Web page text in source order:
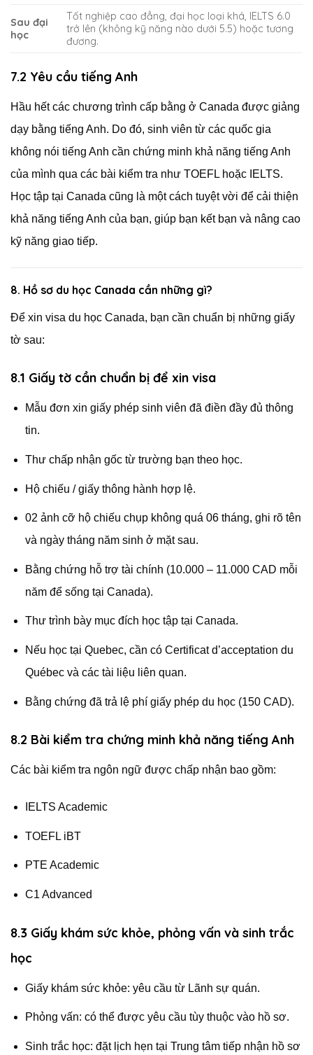
Sau đại
học
Tốt nghiệp cao đẳng, đại học loại khá, IELTS 6.0
trở lên (không kỹ năng nào dưới 5.5) hoặc tương
đương.
7.2 Yêu cầu tiếng Anh
Hầu hết các chương trình cấp bằng ở Canada được giảng
dạy bằng tiếng Anh. Do đó, sinh viên từ các quốc gia
không nói tiếng Anh cần chứng minh khả năng tiếng Anh
của mình qua các bài kiểm tra như TOEFL hoặc IELTS.
Học tập tại Canada cũng là một cách tuyệt vời để cải thiện
khả năng tiếng Anh của bạn, giúp bạn kết bạn và nâng cao
kỹ năng giao tiếp.
8. Hồ sơ du học Canada cần những gì?
Để xin visa du học Canada, bạn cần chuẩn bị những giấy
tờ sau:
8.1 Giấy tờ cần chuẩn bị để xin visa
Mẫu đơn xin giấy phép sinh viên đã điền đầy đủ thông
tin.
Thư chấp nhận gốc từ trường bạn theo học.
Hộ chiếu / giấy thông hành hợp lệ.
02 ảnh cỡ hộ chiếu chụp không quá 06 tháng, ghi rõ tên
và ngày tháng năm sinh ở mặt sau.
Bằng chứng hỗ trợ tài chính (10.000 – 11.000 CAD mỗi
năm để sống tại Canada).
Thư trình bày mục đích học tập tại Canada.
Nếu học tại Quebec, cần có Certificat d’acceptation du
Québec và các tài liệu liên quan.
Bằng chứng đã trả lệ phí giấy phép du học (150 CAD).
8.2 Bài kiểm tra chứng minh khả năng tiếng Anh
Các bài kiểm tra ngôn ngữ được chấp nhận bao gồm:
IELTS Academic
TOEFL iBT
PTE Academic
C1 Advanced
8.3 Giấy khám sức khỏe, phỏng vấn và sinh trắc
học
Giấy khám sức khỏe: yêu cầu từ Lãnh sự quán.
Phỏng vấn: có thể được yêu cầu tùy thuộc vào hồ sơ.
Sinh trắc học: đặt lịch hẹn tại Trung tâm tiếp nhận hồ sơ